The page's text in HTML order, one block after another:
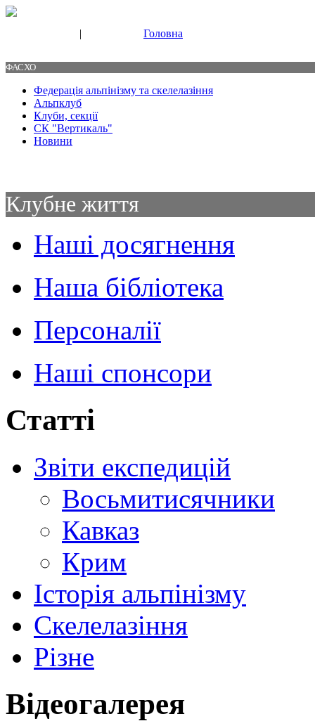
| Головна
ФАСХО
Федерація альпінізму та скелелазіння
Альпклуб
Клуби, секції
СК "Вертикаль"
Новини
Клубне життя
Наші досягнення
Наша бібліотека
Персоналії
Наші спонсори
Статті
Звіти експедицій
Восьмитисячники
Кавказ
Крим
Історія альпінізму
Скелелазіння
Різне
Відеогалерея